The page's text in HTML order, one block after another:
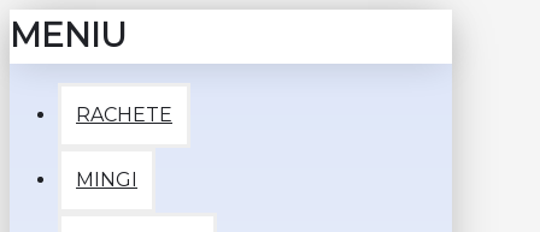
MENIU
RACHETE
MINGI